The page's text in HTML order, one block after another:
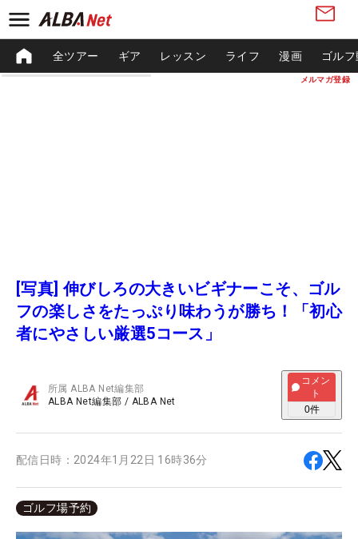
メルマガ登録
全ツアー ギア レッスン ライフ 漫画 ゴル
[写真] 伸びしろの大きいビギナーこそ、ゴル
フの楽しさをたっぷり味わうが勝ち！「初心
者にやさしい厳選5コース」
所属ALBA Net編集部
ALBA Net編集部 / ALBA Net
コメン
ト
0件
配信日時： 2024年1月22日 16時36分
ゴルフ場予約